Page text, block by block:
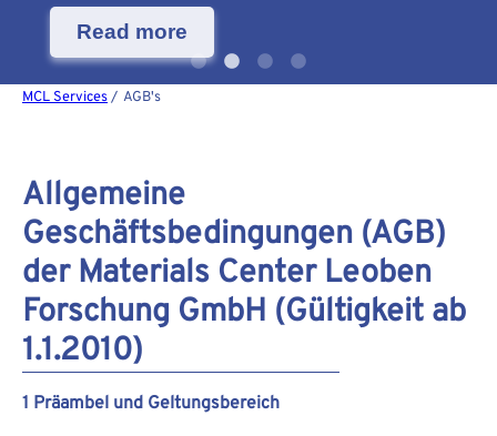
Read more
MCL Services/ AGB's
Allgemeine
Geschäftsbedingungen (AGB)
der Materials Center Leoben
Forschung GmbH (Gültigkeit ab
1.1.2010)
1 Präambel und Geltungsbereich